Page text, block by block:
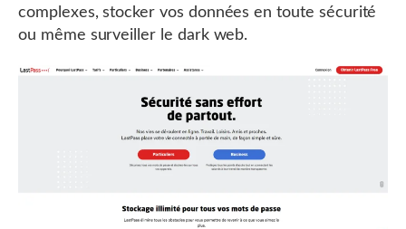
complexes, stocker vos données en toute sécurité
ou même surveiller le dark web.